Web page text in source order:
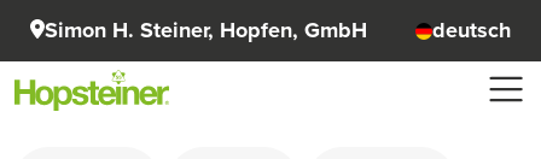
Simon H. Steiner, Hopfen, GmbH deutsch